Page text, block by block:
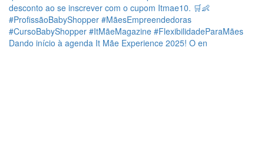
Dando início à agenda It Mãe Experience 2025! O en